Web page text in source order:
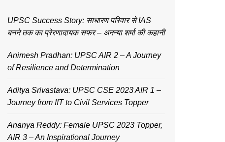
UPSC Success Story: साधारण परिवार से IAS
बनने तक का प्रेरणादायक सफर – अनन्या शर्मा की कहानी
Animesh Pradhan: UPSC AIR 2 – A Journey
of Resilience and Determination
Aditya Srivastava: UPSC CSE 2023 AIR 1 –
Journey from IIT to Civil Services Topper
Ananya Reddy: Female UPSC 2023 Topper,
AIR 3 – An Inspirational Journey